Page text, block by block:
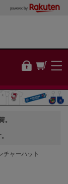
powered by
。
チャーハット